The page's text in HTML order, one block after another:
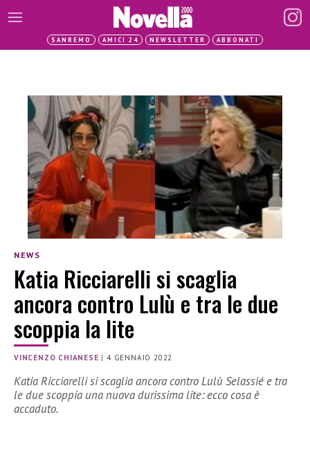
SANREMO AMICI 24 NEWSLETTER ABBONATI
NEWS
Katia Ricciarelli si scaglia
ancora contro Lulù e tra le due
scoppia la lite
VINCENZO CHIANESE |4 GENNAIO 2022
Katia Ricciarelli si scaglia ancora contro Lulù Selassié e tra
le due scoppia una nuova durissima lite: ecco cosa è
accaduto.